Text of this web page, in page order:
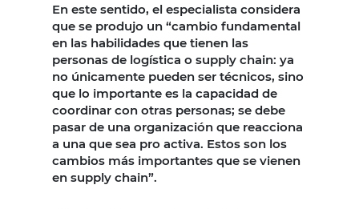
En este sentido, el especialista considera
que se produjo un “cambio fundamental
en las habilidades que tienen las
personas de logística o supply chain: ya
no únicamente pueden ser técnicos, sino
que lo importante es la capacidad de
coordinar con otras personas; se debe
pasar de una organización que reacciona
a una que sea pro activa. Estos son los
cambios más importantes que se vienen
en supply chain”.